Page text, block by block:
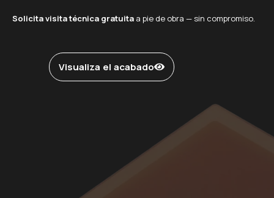
Solicita visita técnica gratuita a pie de obra — sin compromiso.
Visualiza el acabado